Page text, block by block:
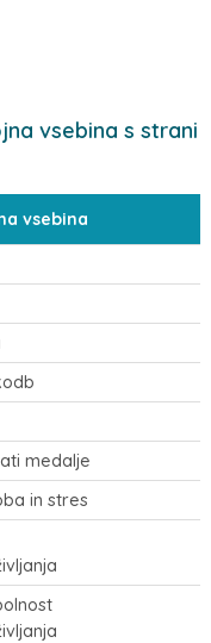
vsebina s strani
vsebina
medalje
in stres